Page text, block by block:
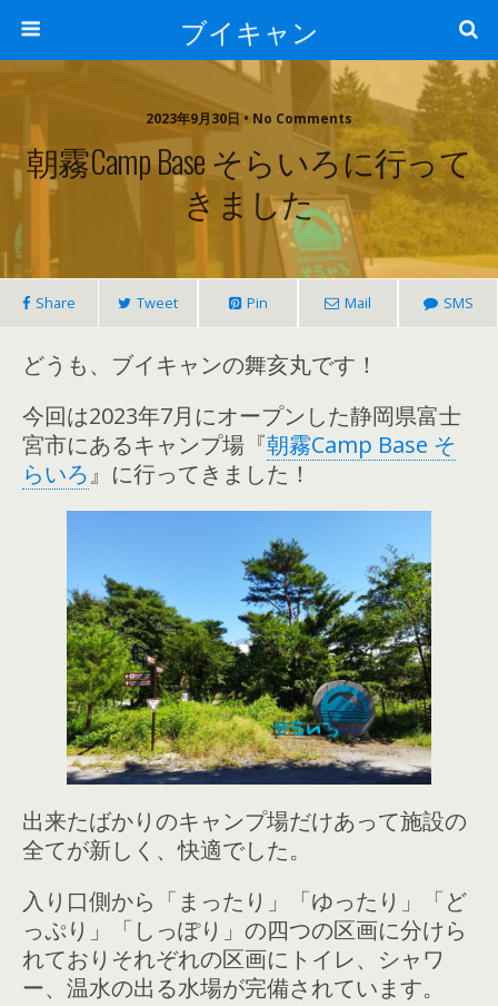
ブイキャン
2023年9月30日 • No Comments
朝霧Camp Base そらいろに行って
きました
Share Tweet Pin Mail SMS
どうも、ブイキャンの舞亥丸です！
今回は2023年7月にオープンした静岡県富士
宮市にあるキャンプ場『朝霧Camp Base そ
らいろ』に行ってきました！
出来たばかりのキャンプ場だけあって施設の
全てが新しく、快適でした。
入り口側から「まったり」「ゆったり」「ど
っぷり」「しっぽり」の四つの区画に分けら
れておりそれぞれの区画にトイレ、シャワ
ー、温水の出る水場が完備されています。